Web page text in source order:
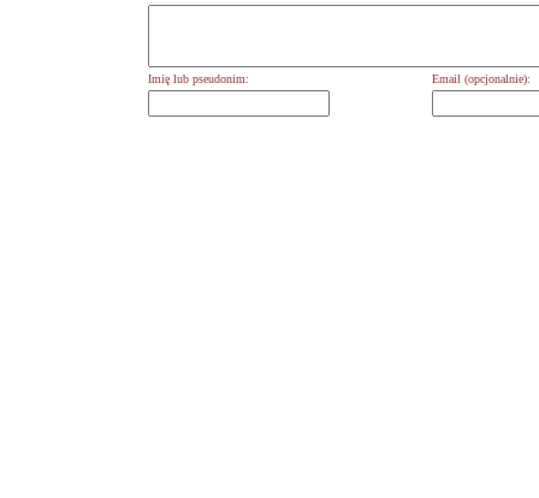
Imię lub pseudonim: Email (opcjonalnie):